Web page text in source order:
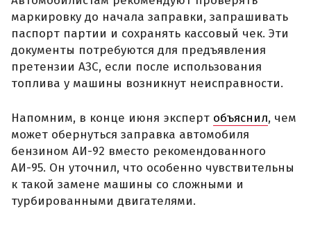
маркировку до начала заправки, запрашивать
паспорт партии и сохранять кассовый чек. Эти
документы потребуются для предъявления
претензии АЗС, если после использования
топлива у машины возникнут неисправности.
Напомним, в конце июня эксперт объяснил, чем
может обернуться заправка автомобиля
бензином АИ-92 вместо рекомендованного
АИ-95. Он уточнил, что особенно чувствительны
к такой замене машины со сложными и
турбированными двигателями.